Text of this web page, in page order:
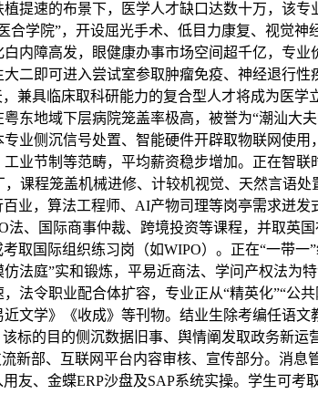
提速的布景下，医学人才缺口达数十万，该
学院”，开设屈光手术、低目力康复、视觉
内障高发，眼健康办事市场空间超千亿，专
二即可进入尝试室参取肿瘤免疫、神经退行
兼具临床取科研能力的复合型人才将成为医
东地域下层病院笼盖率极高，被誉为“潮汕大
业侧沉信号处置、智能硬件开辟取物联网使
业节制等范畴，平均薪资稳步增加。正在智
课程笼盖机械进修、计较机视觉、天然言语
业，算法工程师、AI产物司理等岗亭需求迸发
、国际商事仲裁、跨境投资等课程，并取英
取国际组织练习岗（如WIPO）。正在“一带
法庭”实和锻炼，平易近商法、学问产权法为
法令职业配合体扩容，专业正从“精英化”“公
文学》《收成》等刊物。结业生除考编任语
标的目的侧沉数据旧事、舆情阐发取政务新
新部、互联网平台内容审核、宣传部分。消
友、金蝶ERP沙盘及SAP系统实操。学生可